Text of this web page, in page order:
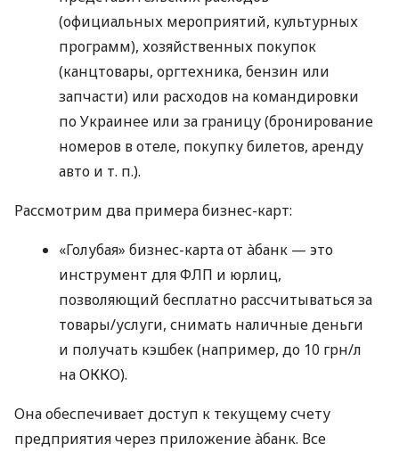
(официальных мероприятий, культурных
программ), хозяйственных покупок
(канцтовары, оргтехника, бензин или
запчасти) или расходов на командировки
по Украинее или за границу (бронирование
номеров в отеле, покупку билетов, аренду
авто и т. п.).
Рассмотрим два примера бизнес-карт:
«Голубая» бизнес-карта от àбанк — это
инструмент для ФЛП и юрлиц,
позволяющий бесплатно рассчитываться за
товары/услуги, снимать наличные деньги
и получать кэшбек (например, до 10 грн/л
на ОККО).
Она обеспечивает доступ к текущему счету
предприятия через приложение àбанк. Все